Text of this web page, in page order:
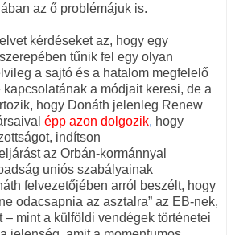
az ő problémájuk is.
kérdéseket az, hogy egy
tűnik fel egy olyan
a sajtó és a hatalom megfelelő
a módjait keresi, de a
hogy Donáth jelenleg Renew
épp azon dolgozik, hogy
indítson
az Orbán-kormánnyal
uniós szabályainak
felvezetőjében arról beszélt, hogy
odacsapnia az asztalra” az EB-nek,
– mint a külföldi vendégek történetei